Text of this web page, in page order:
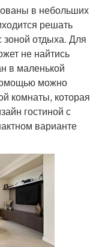
в небольших
решать
отдыха. Для
не найтись
в маленькой
можно
комнаты, которая
гостиной с
варианте